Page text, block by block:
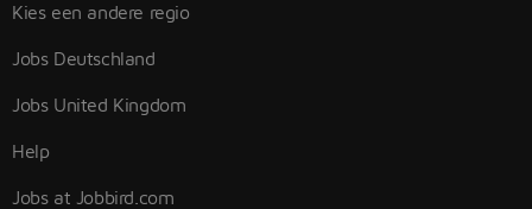
Kies een andere regio
Jobs Deutschland
Jobs United Kingdom
Help
Jobs at Jobbird.com